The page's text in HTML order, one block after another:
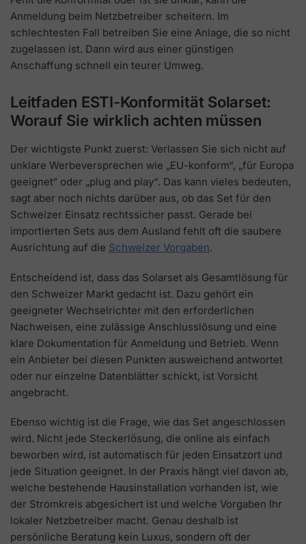
Anmeldung beim Netzbetreiber scheitern. Im
schlechtesten Fall betreiben Sie eine Anlage, die so nicht
zugelassen ist. Dann wird aus einer günstigen
Anschaffung schnell ein teurer Umweg.
Leitfaden ESTI-Konformität Solarset:
Worauf Sie wirklich achten müssen
Der wichtigste Punkt zuerst: Verlassen Sie sich nicht auf
unklare Werbeversprechen wie „EU-konform“, „für Europa
geeignet“ oder „plug and play“. Das kann vieles bedeuten,
sagt aber noch nichts darüber aus, ob das Set für den
Schweizer Einsatz rechtssicher passt. Gerade bei
importierten Sets aus dem Ausland fehlt oft die saubere
Ausrichtung auf die Schweizer Vorgaben.
Entscheidend ist, dass das Solarset als Gesamtlösung für
den Schweizer Markt gedacht ist. Dazu gehört ein
geeigneter Wechselrichter mit den erforderlichen
Nachweisen, eine zulässige Anschlusslösung und eine
klare Dokumentation für Anmeldung und Betrieb. Wenn
ein Anbieter bei diesen Punkten ausweichend antwortet
oder nur einzelne Datenblätter schickt, ist Vorsicht
angebracht.
Ebenso wichtig ist die Frage, wie das Set angeschlossen
wird. Nicht jede Steckerlösung, die online als einfach
beworben wird, ist automatisch für jeden Einsatzort und
jede Situation geeignet. In der Praxis hängt viel davon ab,
welche bestehende Hausinstallation vorhanden ist, wie
der Stromkreis abgesichert ist und welche Vorgaben Ihr
lokaler Netzbetreiber macht. Genau deshalb ist
persönliche Beratung kein Luxus, sondern oft der